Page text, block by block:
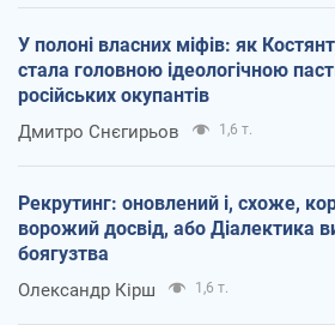
У полоні власних міфів: як
стала головною ідеологічною
російських окупантів
Дмитро Снєгирьов 1,6 т.
Рекрутинг: оновлений і, схоже,
ворожий досвід, або Діалектика
боягузтва
Олександр Кірш 1,6 т.